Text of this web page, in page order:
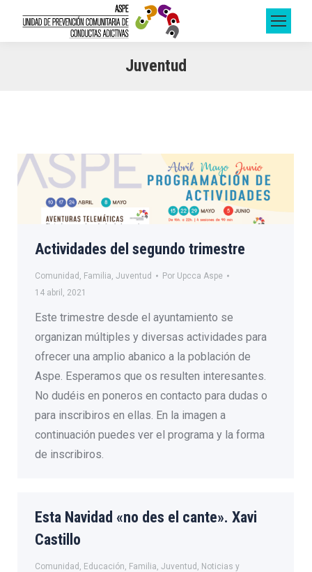
Juventud
Actividades del segundo trimestre
Comunidad , Familia, Juventud Por Upcca Aspe
14 abril, 2021
Este trimestre desde el ayuntamiento se
organizan múltiples y diversas actividades para
ofrecer una amplio abanico a la población de
Aspe. Esperamos que os resulten interesantes.
No dudéis en poneros en contacto para dudas o
para inscribiros en ellas. En la imagen a
continuación puedes ver el programa y la forma
de inscribiros.
Esta Navidad «no des el cante». Xavi
Castillo
Comunidad , Educación, Familia, Juventud , Noticias y